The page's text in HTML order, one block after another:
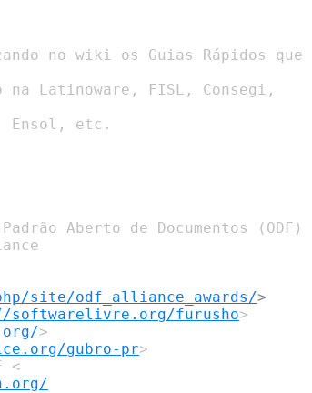
Ensol, etc.
Aberto de Documentos (ODF)
site/odf_alliance_awards/
furusho>
>
gubro-pr>